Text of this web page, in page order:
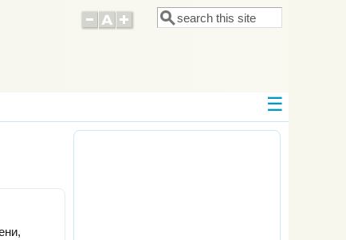
Форма поиска
Поиск